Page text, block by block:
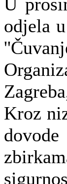
odjela
Kroz